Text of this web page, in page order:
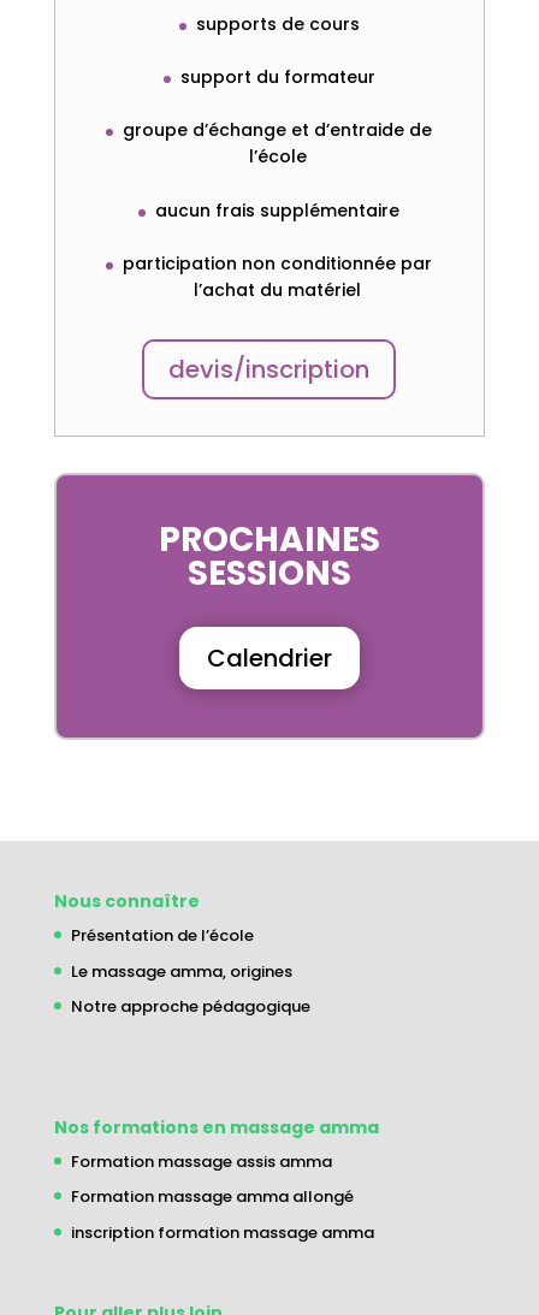
supports de cours
support du formateur
groupe d’échange et d’entraide de
l’école
aucun frais supplémentaire
participation non conditionnée par
l’achat du matériel
devis/inscription
PROCHAINES
SESSIONS
Calendrier
Nous connaître
Présentation de l’école
Le massage amma, origines
Notre approche pédagogique
Nos formations en massage amma
Formation massage assis amma
Formation massage amma allongé
inscription formation massage amma